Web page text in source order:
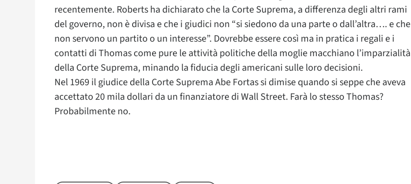
recentemente. Roberts ha dichiarato che la Corte Suprema, a differenza degli altri rami
del governo, non è divisa e che i giudici non “si siedono da una parte o dall’altra…. e che
non servono un partito o un interesse”. Dovrebbe essere così ma in pratica i regali e i
contatti di Thomas come pure le attività politiche della moglie macchiano l’imparzialità
della Corte Suprema, minando la fiducia degli americani sulle loro decisioni.
Nel 1969 il giudice della Corte Suprema Abe Fortas si dimise quando si seppe che aveva
accettato 20 mila dollari da un finanziatore di Wall Street. Farà lo stesso Thomas?
Probabilmente no.